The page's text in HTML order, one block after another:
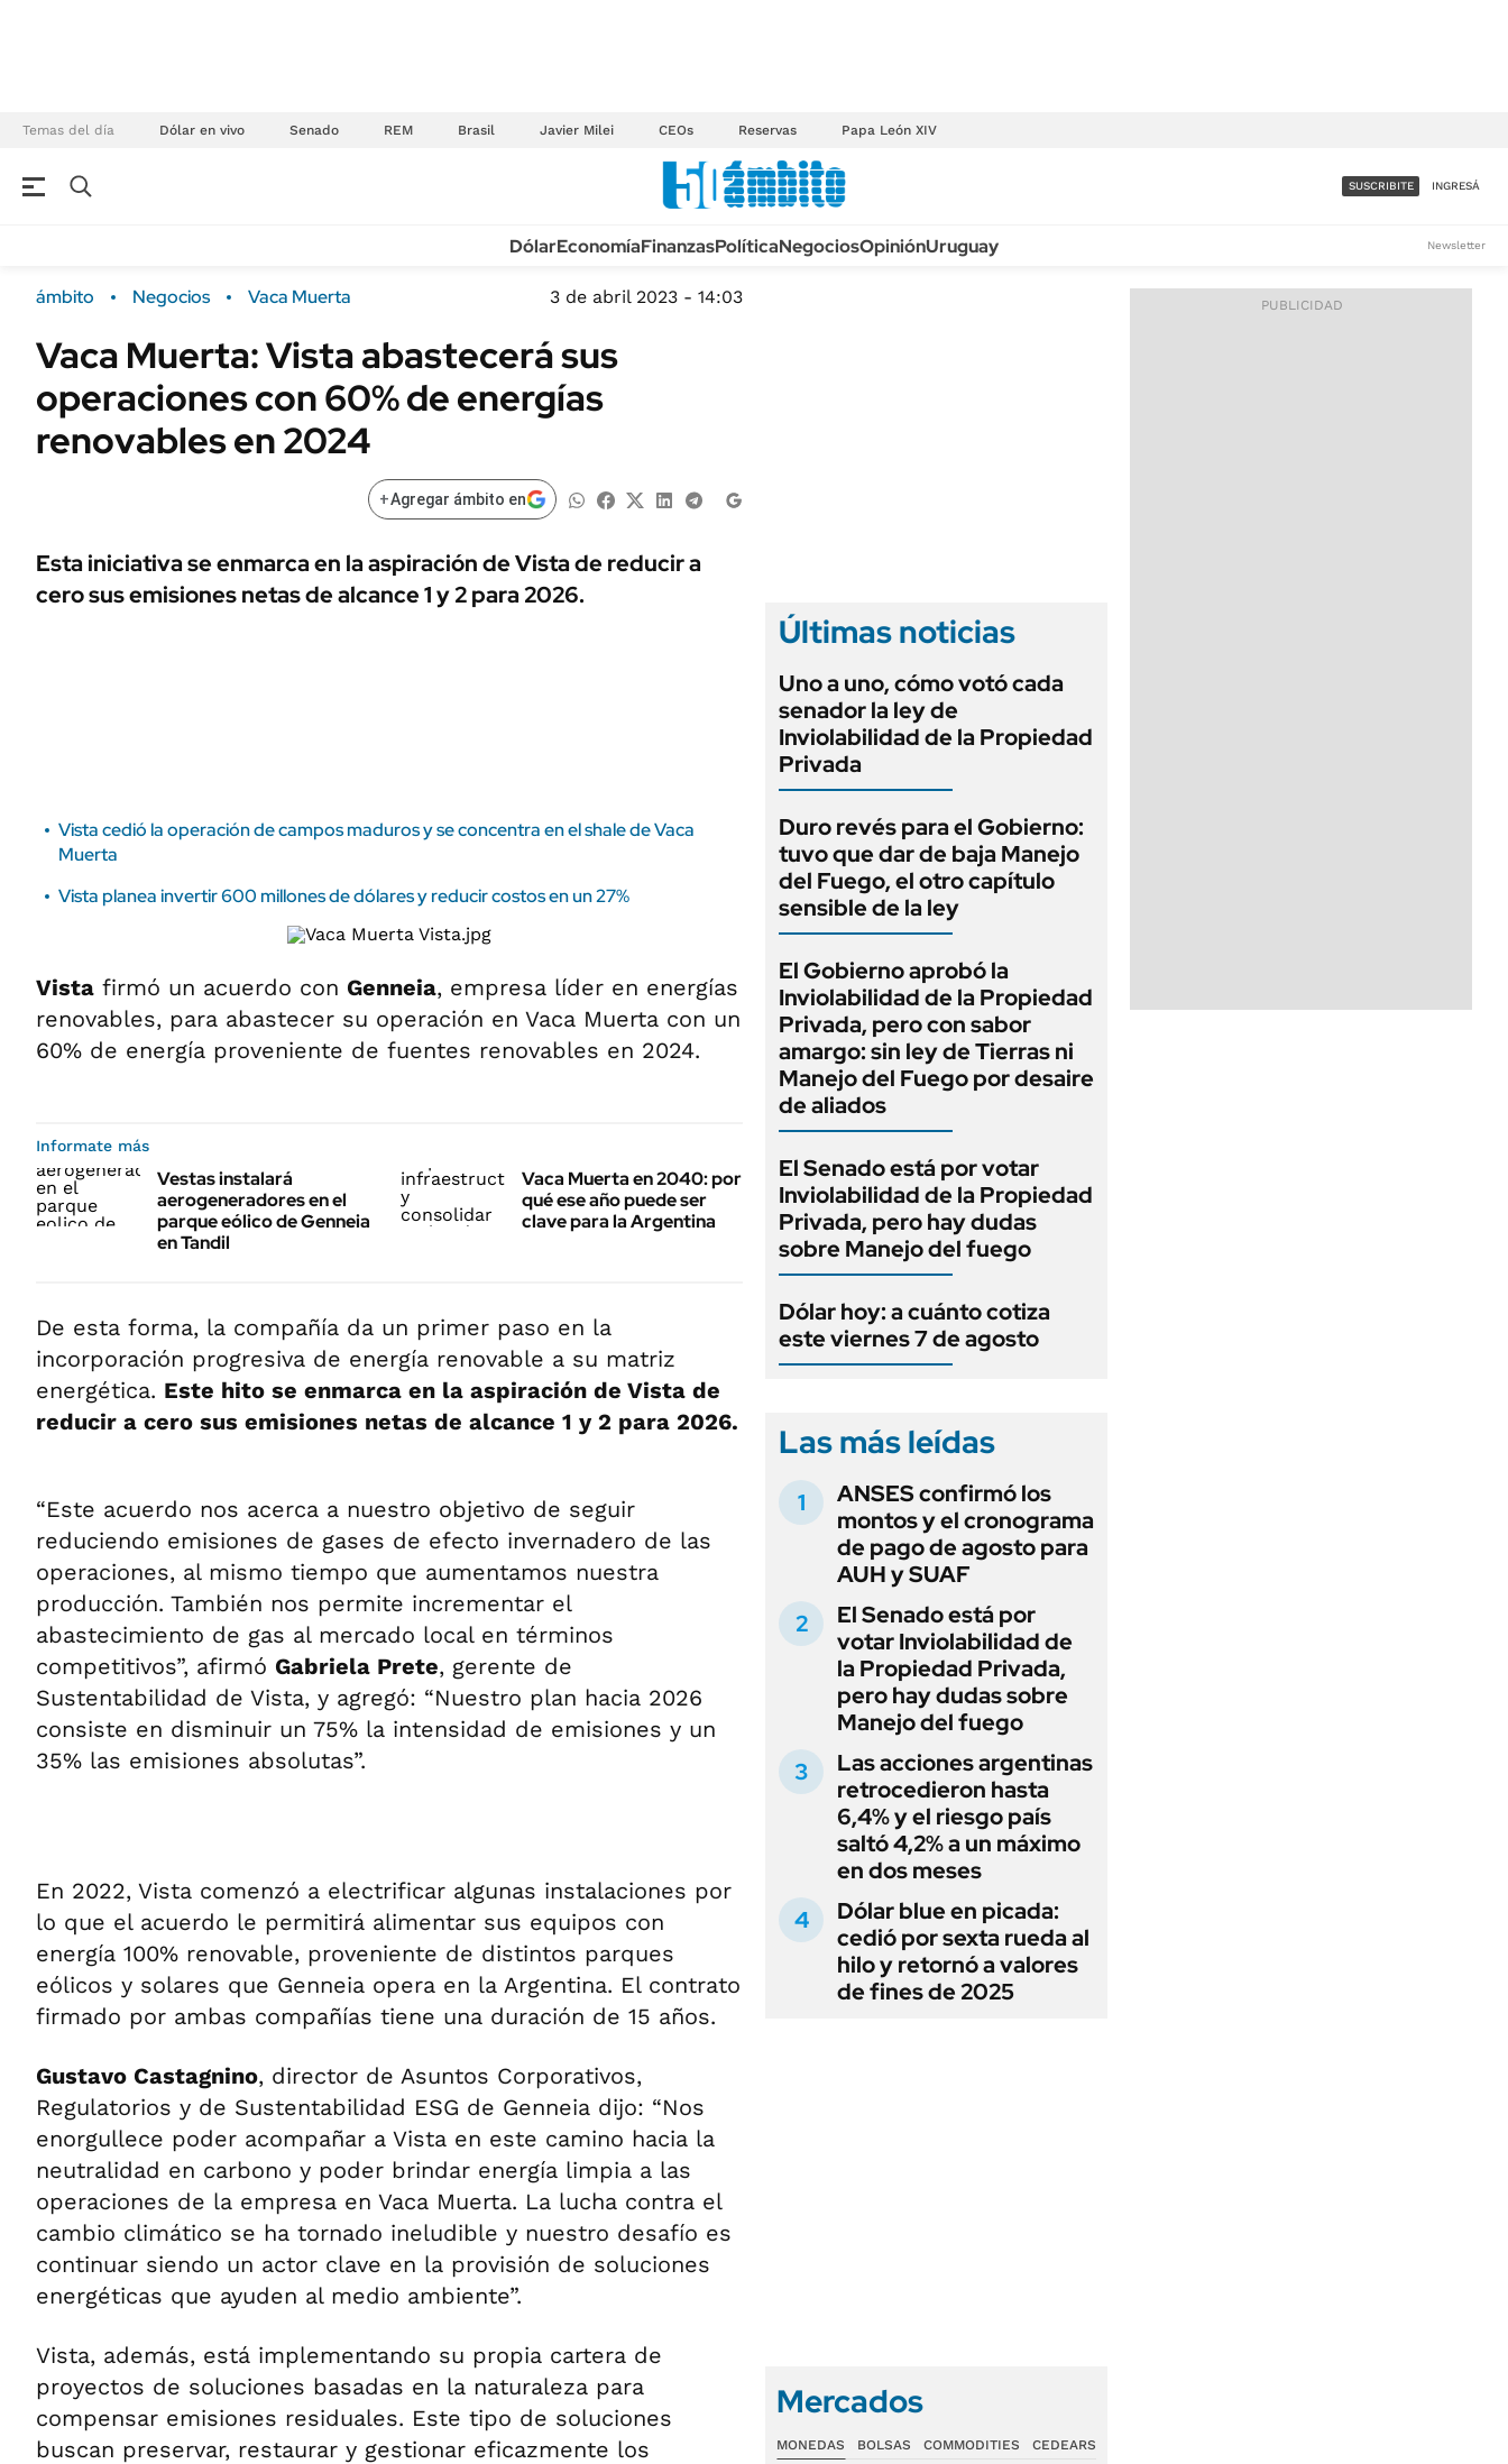
Temas del día Dólar en vivo Senado REM Brasil Javier Milei CEOs Reservas Papa León XIV
Campo
FINANZAS
Dólar
Sustentabilidad
Seguros
POLÍTICA
URUGUAY
TECNOLOGÍA
MÉXICO
MUNDO
INFORMACIÓN GENERAL
AUTOS
ACCESO FULL - $1.800/MES
SUSCRIBITE INGRESÁ
DólarEconomíaFinanzasPolíticaNegociosOpiniónUruguay Newsletter
ámbito Negocios Vaca Muerta 3 de abril 2023 - 14:03
Vaca Muerta: Vista abastecerá sus
operaciones con 60% de energías
renovables en 2024
+Agregar ámbito en
Esta iniciativa se enmarca en la aspiración de Vista de reducir a
cero sus emisiones netas de alcance 1 y 2 para 2026.
Vista cedió la operación de campos maduros y se concentra en el shale de Vaca
Muerta
Vista planea invertir 600 millones de dólares y reducir costos en un 27%
Vista firmó un acuerdo con Genneia, empresa líder en energías
renovables, para abastecer su operación en Vaca Muerta con un
60% de energía proveniente de fuentes renovables en 2024.
Informate más
Vestas instalará
aerogeneradores en el
parque eólico de Genneia
en Tandil
Vaca Muerta en 2040: por
qué ese año puede ser
clave para la Argentina
De esta forma, la compañía da un primer paso en la
incorporación progresiva de energía renovable a su matriz
energética. Este hito se enmarca en la aspiración de Vista de
reducir a cero sus emisiones netas de alcance 1 y 2 para 2026.
“Este acuerdo nos acerca a nuestro objetivo de seguir
reduciendo emisiones de gases de efecto invernadero de las
operaciones, al mismo tiempo que aumentamos nuestra
producción. También nos permite incrementar el
abastecimiento de gas al mercado local en términos
competitivos”, afirmó Gabriela Prete, gerente de
Sustentabilidad de Vista, y agregó: “Nuestro plan hacia 2026
consiste en disminuir un 75% la intensidad de emisiones y un
35% las emisiones absolutas”.
En 2022, Vista comenzó a electrificar algunas instalaciones por
lo que el acuerdo le permitirá alimentar sus equipos con
energía 100% renovable, proveniente de distintos parques
eólicos y solares que Genneia opera en la Argentina. El contrato
firmado por ambas compañías tiene una duración de 15 años.
Gustavo Castagnino, director de Asuntos Corporativos,
Regulatorios y de Sustentabilidad ESG de Genneia dijo: “Nos
enorgullece poder acompañar a Vista en este camino hacia la
neutralidad en carbono y poder brindar energía limpia a las
operaciones de la empresa en Vaca Muerta. La lucha contra el
cambio climático se ha tornado ineludible y nuestro desafío es
continuar siendo un actor clave en la provisión de soluciones
energéticas que ayuden al medio ambiente”.
Vista, además, está implementando su propia cartera de
proyectos de soluciones basadas en la naturaleza para
compensar emisiones residuales. Este tipo de soluciones
buscan preservar, restaurar y gestionar eficazmente los
Últimas noticias
Uno a uno, cómo votó cada
senador la ley de
Inviolabilidad de la Propiedad
Privada
Duro revés para el Gobierno:
tuvo que dar de baja Manejo
del Fuego, el otro capítulo
sensible de la ley
El Gobierno aprobó la
Inviolabilidad de la Propiedad
Privada, pero con sabor
amargo: sin ley de Tierras ni
Manejo del Fuego por desaire
de aliados
El Senado está por votar
Inviolabilidad de la Propiedad
Privada, pero hay dudas
sobre Manejo del fuego
Dólar hoy: a cuánto cotiza
este viernes 7 de agosto
Las más leídas
ANSES confirmó los
montos y el cronograma
de pago de agosto para
AUH y SUAF
El Senado está por
votar Inviolabilidad de
la Propiedad Privada,
pero hay dudas sobre
Manejo del fuego
Las acciones argentinas
retrocedieron hasta
6,4% y el riesgo país
saltó 4,2% a un máximo
en dos meses
Dólar blue en picada:
cedió por sexta rueda al
hilo y retornó a valores
de fines de 2025
Mercados
MONEDAS BOLSAS COMMODITIES CEDEARS